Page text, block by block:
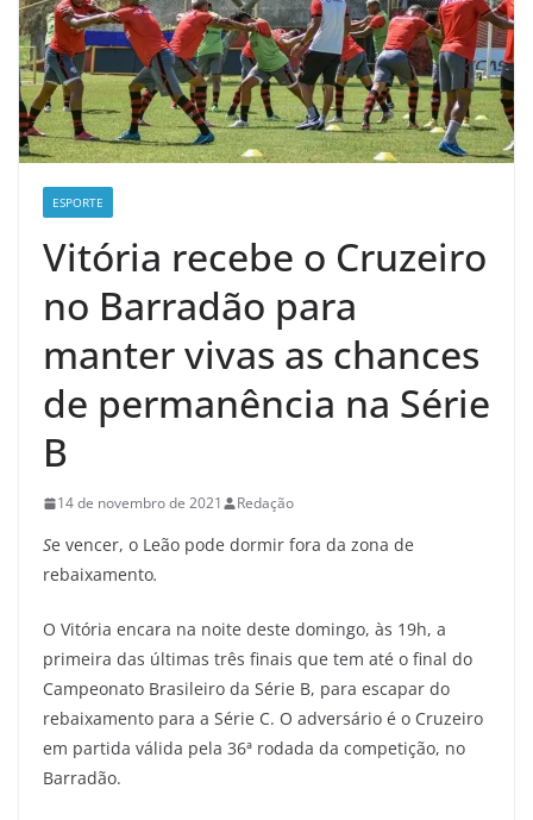
ESPORTE
Vitória recebe o Cruzeiro
no Barradão para
manter vivas as chances
de permanência na Série
B
14 de novembro de 2021 Redação
Se vencer, o Leão pode dormir fora da zona de
rebaixamento.
O Vitória encara na noite deste domingo, às 19h, a
primeira das últimas três finais que tem até o final do
Campeonato Brasileiro da Série B, para escapar do
rebaixamento para a Série C. O adversário é o Cruzeiro
em partida válida pela 36ª rodada da competição, no
Barradão.